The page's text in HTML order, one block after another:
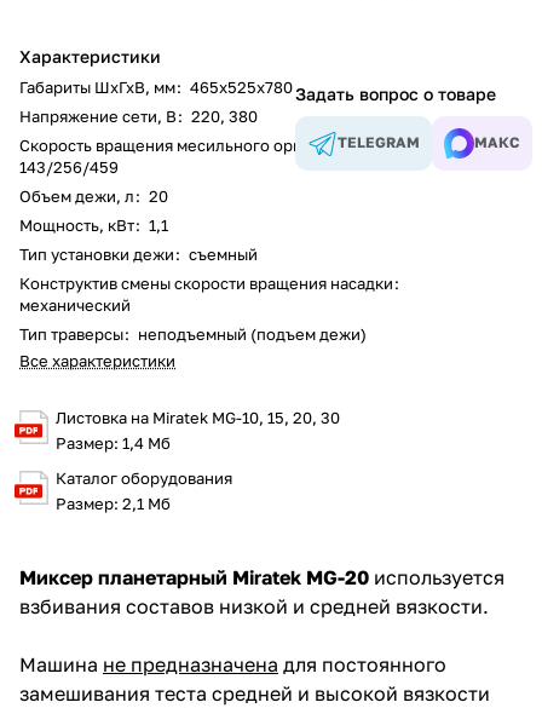
Характеристики
Габариты ШхГхВ, мм: 465х525х780
Напряжение сети, В: 220, 380
Скорость вращения месильного органа, об/мин:
143/256/459
Объем дежи, л: 20
Мощность, кВт: 1,1
Тип установки дежи: съемный
Конструктив смены скорости вращения насадки:
механический
Тип траверсы: неподъемный (подъем дежи)
Все характеристики
Листовка на Miratek MG-10, 15, 20, 30
Размер: 1,4 Мб
Каталог оборудования
Размер: 2,1 Мб
Задать вопрос о товаре
TELEGRAM МАКС
Миксер планетарный Miratek MG-20 используется
взбивания составов низкой и средней вязкости.
Машина не предназначена для постоянного
замешивания теста средней и высокой вязкости